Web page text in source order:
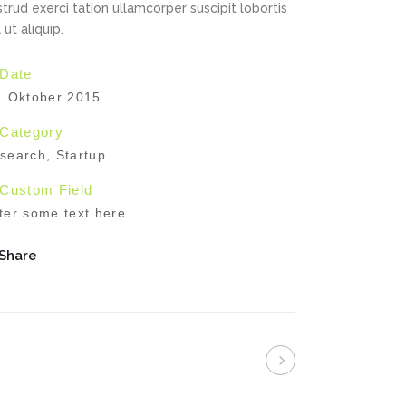
exerci tation ullamcorper suscipit lobortis
ut aliquip.
Date
Oktober 2015
Category
Startup
Custom Field
some text here